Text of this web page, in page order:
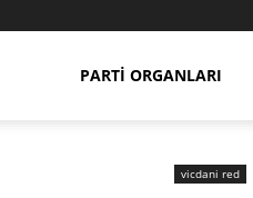
PARTI ORGANLARI
vicdani red